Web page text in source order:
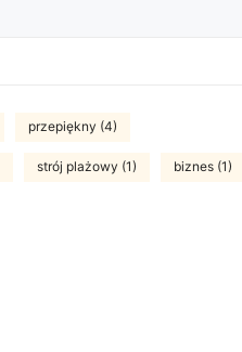
przepiękny (4)
strój plażowy (1) biznes (1)